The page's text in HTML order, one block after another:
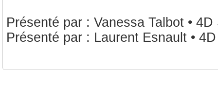
Présenté par : Vanessa Talbot • 4D
Présenté par : Laurent Esnault •